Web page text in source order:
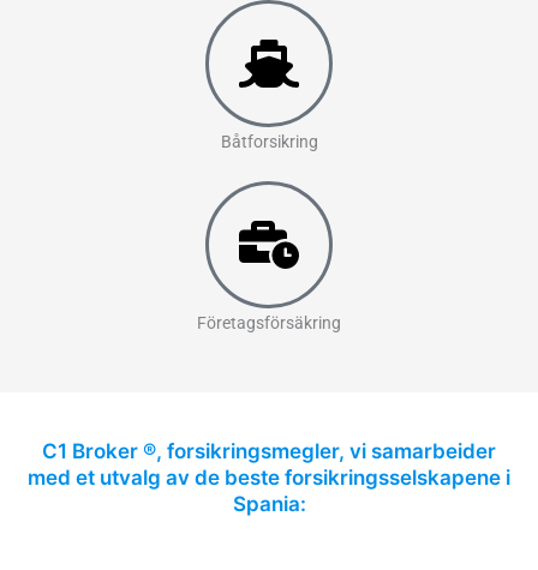
Båtforsikring
Företagsförsäkring
C1 Broker ®, forsikringsmegler, vi samarbeider
med et utvalg av de beste forsikringsselskapene i
Spania: